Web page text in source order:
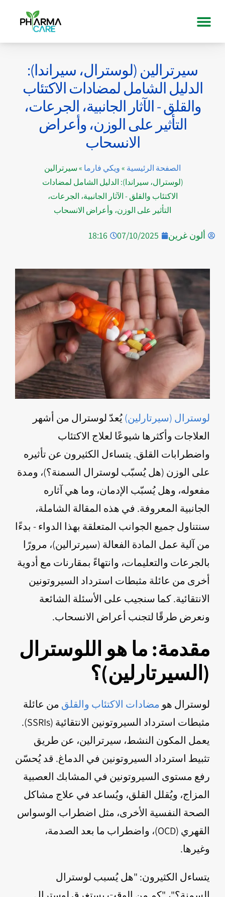
سيرترالين (لوسترال، سيراندا):
الدليل الشامل لمضادات الاكتئاب
والقلق - الآثار الجانبية، الجرعات،
التأثير على الوزن، وأعراض
الانسحاب
الصفحة الرئيسية »ويكي فارما »سيرترالين
(لوسترال، سيراندا): الدليل الشامل لمضادات
الاكتئاب والقلق - الآثار الجانبية، الجرعات،
التأثير على الوزن، وأعراض الانسحاب
ألون غرين 07/10/2025
18:16
لوسترال (سيرتارلين)يُعدّ لوسترال من أشهر
العلاجات وأكثرها شيوعًا لعلاج الاكتئاب
واضطرابات القلق. يتساءل الكثيرون عن تأثيره
على الوزن (هل يُسبّب لوسترال السمنة؟)، ومدة
مفعوله، وهل يُسبّب الإدمان، وما هي آثاره
الجانبية المعروفة. في هذه المقالة الشاملة،
سنتناول جميع الجوانب المتعلقة بهذا الدواء - بدءًا
من آلية عمل المادة الفعالة (سيرترالين)، مرورًا
بالجرعات والتعليمات، وانتهاءً بمقارنات مع أدوية
أخرى من عائلة مثبطات استرداد السيروتونين
الانتقائية. كما سنجيب على الأسئلة الشائعة
ونعرض طرقًا لتجنب أعراض الانسحاب.
مقدمة: ما هو اللوسترال
(السيرتارلين)؟
لوسترال هو مضادات الاكتئاب والقلق من عائلة
مثبطات استرداد السيروتونين الانتقائية (SSRIs).
يعمل المكون النشط، سيرترالين، عن طريق
تثبيط استرداد السيروتونين في الدماغ. قد يُحسّن
رفع مستوى السيروتونين في المشابك العصبية
المزاج، ويُقلل القلق، ويُساعد في علاج مشاكل
الصحة النفسية الأخرى، مثل اضطراب الوسواس
القهري (OCD)، واضطراب ما بعد الصدمة،
وغيرها.
يتساءل الكثيرون: "هل يُسبب لوسترال